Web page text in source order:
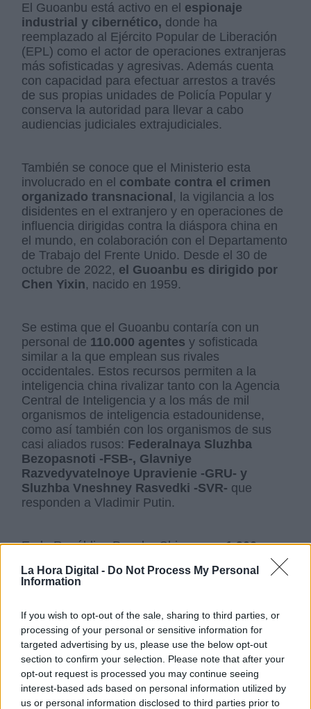
La Hora Digital - Do Not Process My Personal
Information
If you wish to opt-out of the sale, sharing to third parties, or
processing of your personal or sensitive information for
targeted advertising by us, please use the below opt-out
section to confirm your selection. Please note that after your
opt-out request is processed you may continue seeing
interest-based ads based on personal information utilized by
us or personal information disclosed to third parties prior to
El Guoanbu está activo en el espionaje
industrial y cibernético, donde ha
reemplazado al Ejército Popular de Liberación
(EPL) como el actor de operaciones extranjeras
más sofisticadas y agresivas. Además cuenta
con capacidad para efectuar arrestos a través
de sus propias unidades de Policía Popular y
conserva la autoridad para llevar a cabo
audiencias judiciales extrajudiciales.
También se conoce que el Ministerio esta
involucrado en el combate contra el crimen
organizado transnacional , la vigilancia a los
disidentes en el extranjero y en operaciones de
influencia dirigidas contra la diáspora china en
el mundo, en colaboración con el Departamento
de Trabajo del Frente Unido. Desde el 30 de
octubre de 2022, el Guoanbu es dirigido por
Chen Yixin, nacido en 1959.
Se estima que el Guoanbu contaría con un
personal de 110.000 agentes y sofisticada
similar a la que emplean sus rivales
occidentales. Estos recursos permiten a la
inteligencia china rivalizar tanto con la Agencia
Central de Inteligencia y a los más de mil
organismos de inteligencia estadounidense,
como así también con los organismos de sus
casi aliados rusos: Federalnaya Sluzhba
Bezopasnoti -FSB-, Glavniye
Razvedyvatelnoye Upravienie -GRU- y
Sluzhba Vneshney Rasvedki -SVR- que
responden a Vladimir Putin.
En la República Popular China unos1.900
actividades de inteligencia en favor del régimen.
En el extranjero, los “Institutos Confucio”,
creados en las universidades bajo la cobertura
de instituciones culturales, actúan como centros
de espionaje para Beijing, desde los cuales se
reclutan informantes, se difunde propaganda y
se controla a la diáspora china en cada país.